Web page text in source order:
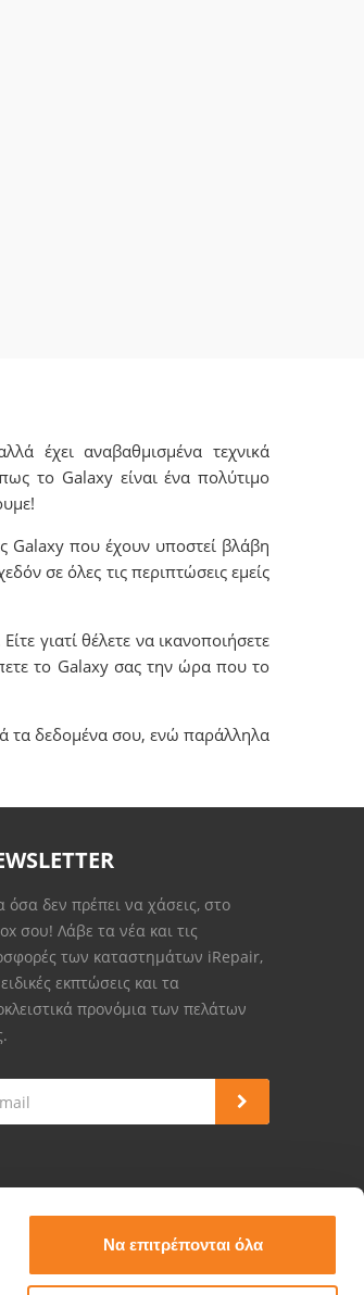
Να επιτρέπονται όλα
έχει αναβαθμισμένα τεχνικά
το Galaxy είναι ένα πολύτιμο
Galaxy που έχουν υποστεί βλάβη
σε όλες τις περιπτώσεις εμείς
Είτε γιατί θέλετε να ικανοποιήσετε
το Galaxy σας την ώρα που το
τα δεδομένα σου, ενώ παράλληλα
όσα δεν πρέπει να χάσεις, στο
σου! Λάβε τα νέα και τις
των καταστημάτων iRepair,
εκπτώσεις και τα
προνόμια των πελάτων